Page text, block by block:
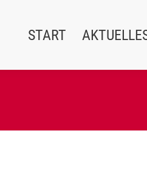
START